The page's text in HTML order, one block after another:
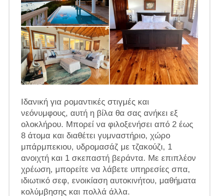
Ιδανική για ρομαντικές στιγμές και
νεόνυμφους, αυτή η βίλα θα σας ανήκει εξ
ολοκλήρου. Μπορεί να φιλοξενήσει από 2 έως
8 άτομα και διαθέτει γυμναστήριο, χώρο
μπάρμπεκιου, υδρομασάζ με τζακούζι, 1
ανοιχτή και 1 σκεπαστή βεράντα. Με επιπλέον
χρέωση, μπορείτε να λάβετε υπηρεσίες σπα,
ιδιωτικό σεφ, ενοικίαση αυτοκινήτου, μαθήματα
κολύμβησης και πολλά άλλα.